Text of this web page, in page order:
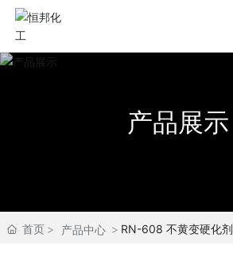
产品展示
首页 产品中心 RN-608 不黄变硬化剂